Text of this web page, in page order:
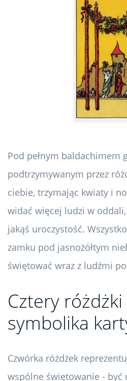
Pod pełnym baldachimem
podtrzymywanym przez
ciebie, trzymając kwiaty i
widać więcej ludzi w
jakąś uroczystość.
zamku pod jasnożółtym
świętować wraz z ludźmi
Cztery
symbolika
Czwórka różdżek
wspólne świętowanie - być